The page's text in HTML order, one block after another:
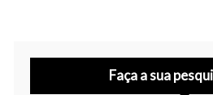
Faça a sua